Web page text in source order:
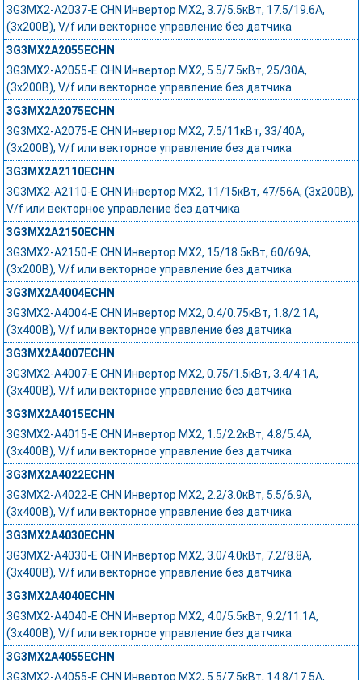
3G3MX2-A2037-E CHN Инвертор MX2, 3.7/5.5кВт, 17.5/19.6А,
(3x200В), V/f или векторное управление без датчика
3G3MX2A2055ECHN
3G3MX2-A2055-E CHN Инвертор MX2, 5.5/7.5кВт, 25/30А,
(3x200В), V/f или векторное управление без датчика
3G3MX2A2075ECHN
3G3MX2-A2075-E CHN Инвертор MX2, 7.5/11кВт, 33/40А,
(3x200В), V/f или векторное управление без датчика
3G3MX2A2110ECHN
3G3MX2-A2110-E CHN Инвертор MX2, 11/15кВт, 47/56А, (3x200В),
V/f или векторное управление без датчика
3G3MX2A2150ECHN
3G3MX2-A2150-E CHN Инвертор MX2, 15/18.5кВт, 60/69А,
(3x200В), V/f или векторное управление без датчика
3G3MX2A4004ECHN
3G3MX2-A4004-E CHN Инвертор MX2, 0.4/0.75кВт, 1.8/2.1А,
(3x400В), V/f или векторное управление без датчика
3G3MX2A4007ECHN
3G3MX2-A4007-E CHN Инвертор MX2, 0.75/1.5кВт, 3.4/4.1А,
(3x400В), V/f или векторное управление без датчика
3G3MX2A4015ECHN
3G3MX2-A4015-E CHN Инвертор MX2, 1.5/2.2кВт, 4.8/5.4А,
(3x400В), V/f или векторное управление без датчика
3G3MX2A4022ECHN
3G3MX2-A4022-E CHN Инвертор MX2, 2.2/3.0кВт, 5.5/6.9А,
(3x400В), V/f или векторное управление без датчика
3G3MX2A4030ECHN
3G3MX2-A4030-E CHN Инвертор MX2, 3.0/4.0кВт, 7.2/8.8А,
(3x400В), V/f или векторное управление без датчика
3G3MX2A4040ECHN
3G3MX2-A4040-E CHN Инвертор MX2, 4.0/5.5кВт, 9.2/11.1А,
(3x400В), V/f или векторное управление без датчика
3G3MX2A4055ECHN
3G3MX2-A4055-E CHN Инвертор MX2, 5.5/7.5кВт, 14.8/17.5А,